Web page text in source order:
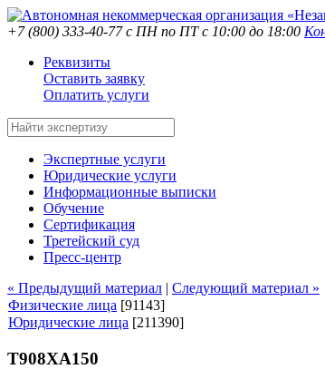
+7 (800) 333-40-77с ПН по ПТ с 10:00 до 18:00
Реквизиты
Оставить заявку
Оплатить услуги
Экспертные услуги
Юридические услуги
Информационные выписки
Обучение
Сертификация
Третейский суд
Пресс-центр
« Предыдущий материал | Следующий материал »
Физические лица [91143]
Юридические лица [211390]
Т908ХА150